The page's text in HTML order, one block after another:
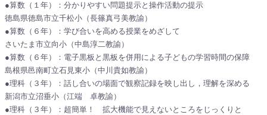
●算数（１年）：分かりやすい問題提示と操作活動の提示
徳島県徳島市立千松小（長篠真弓美教諭）
●算数（６年）：学び合いを高める授業をめざして
さいたま市立向小（中島淳二教諭）
●算数（６年）：電子黒板と黒板を併用による子どもの学習時間の保障
島根県邑南町立石見東小（中川貴如教諭）
●理科（３年）：話し合いの場面で観察記録を映し出し，理解を深める
新潟市立沼垂小（江端 卓教諭）
●理科（３年）：超簡単！ 拡大機能で見えないところをじっくりと